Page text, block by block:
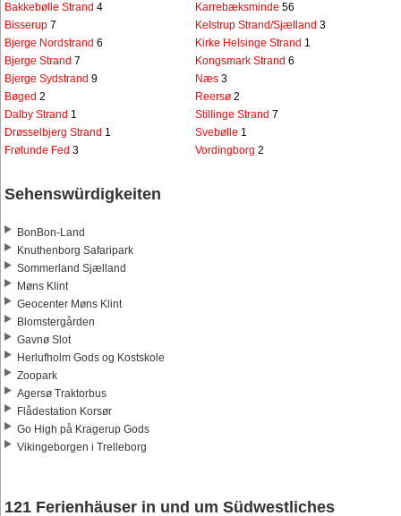
Bakkebølle Strand 4
Bisserup 7
Bjerge Nordstrand 6
Bjerge Strand 7
Bjerge Sydstrand 9
Bøged 2
Dalby Strand 1
Drøsselbjerg Strand 1
Frølunde Fed 3
Karrebæksminde 56
Kelstrup Strand/Sjælland 3
Kirke Helsinge Strand 1
Kongsmark Strand 6
Næs 3
Reersø 2
Stillinge Strand 7
Svebølle 1
Vordingborg 2
Sehenswürdigkeiten
BonBon-Land
Knuthenborg Safaripark
Sommerland Sjælland
Møns Klint
Geocenter Møns Klint
Blomstergården
Gavnø Slot
Herlufholm Gods og Kostskole
Zoopark
Agersø Traktorbus
Flådestation Korsør
Go High på Kragerup Gods
Vikingeborgen i Trelleborg
121 Ferienhäuser in und um Südwestliches